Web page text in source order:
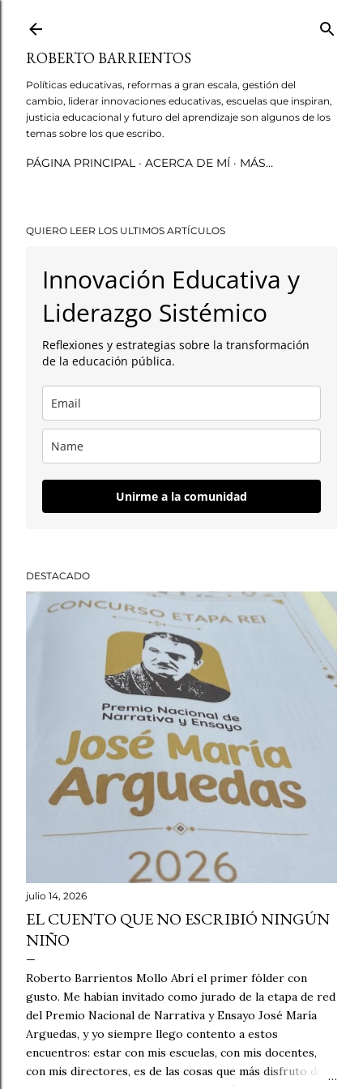
ROBERTO BARRIENTOS
Políticas educativas, reformas a gran escala, gestión del
cambio, liderar innovaciones educativas, escuelas que inspiran,
justicia educacional y futuro del aprendizaje son algunos de los
temas sobre los que escribo.
PÁGINA PRINCIPAL ACERCA DE MÍ MÁS…
QUIERO LEER LOS ULTIMOS ARTÍCULOS
Innovación Educativa y
Liderazgo Sistémico
Reflexiones y estrategias sobre la transformación
de la educación pública.
Unirme a la comunidad
DESTACADO
julio 14, 2026
EL CUENTO QUE NO ESCRIBIÓ NINGÚN
NIÑO
Roberto Barrientos Mollo Abrí el primer fólder con
gusto. Me habían invitado como jurado de la etapa de red
del Premio Nacional de Narrativa y Ensayo José María
Arguedas, y yo siempre llego contento a estos
encuentros: estar con mis escuelas, con mis docentes,
con mis directores, es de las cosas que más disfruto de